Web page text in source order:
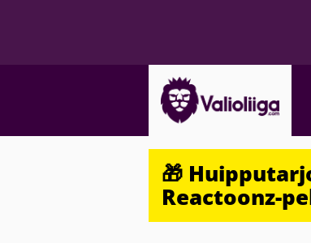
🎁
Reactoonz-